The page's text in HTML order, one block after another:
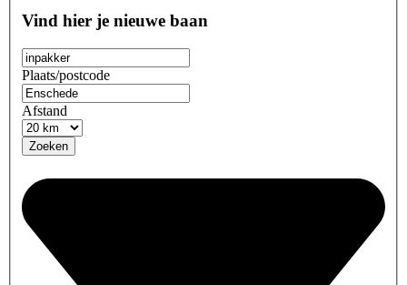
Vind hier je nieuwe baan
Plaats/postcode
Afstand
Zoeken